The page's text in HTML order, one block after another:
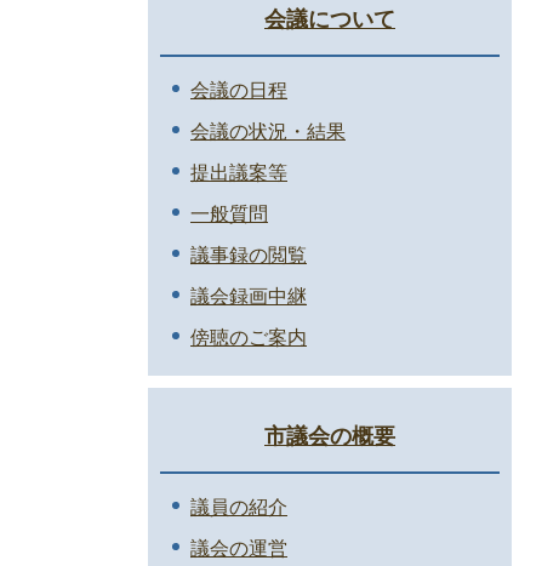
会議について
会議の日程
会議の状況・結果
提出議案等
一般質問
議事録の閲覧
議会録画中継
傍聴のご案内
市議会の概要
議員の紹介
議会の運営